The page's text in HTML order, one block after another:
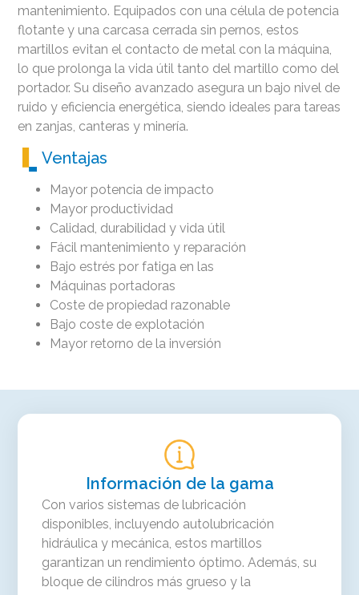
mantenimiento. Equipados con una célula de potencia
flotante y una carcasa cerrada sin pernos, estos
martillos evitan el contacto de metal con la máquina,
lo que prolonga la vida útil tanto del martillo como del
portador. Su diseño avanzado asegura un bajo nivel de
ruido y eficiencia energética, siendo ideales para tareas
en zanjas, canteras y minería.
Ventajas
Mayor potencia de impacto
Mayor productividad
Calidad, durabilidad y vida útil
Fácil mantenimiento y reparación
Bajo estrés por fatiga en las
Máquinas portadoras
Coste de propiedad razonable
Bajo coste de explotación
Mayor retorno de la inversión
Información de la gama
Con varios sistemas de lubricación
disponibles, incluyendo autolubricación
hidráulica y mecánica, estos martillos
garantizan un rendimiento óptimo. Además, su
bloque de cilindros más grueso y la